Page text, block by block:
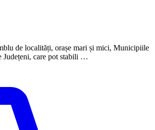
de localități, orașe mari și mici, Municipiile
Județeni, care pot stabili …